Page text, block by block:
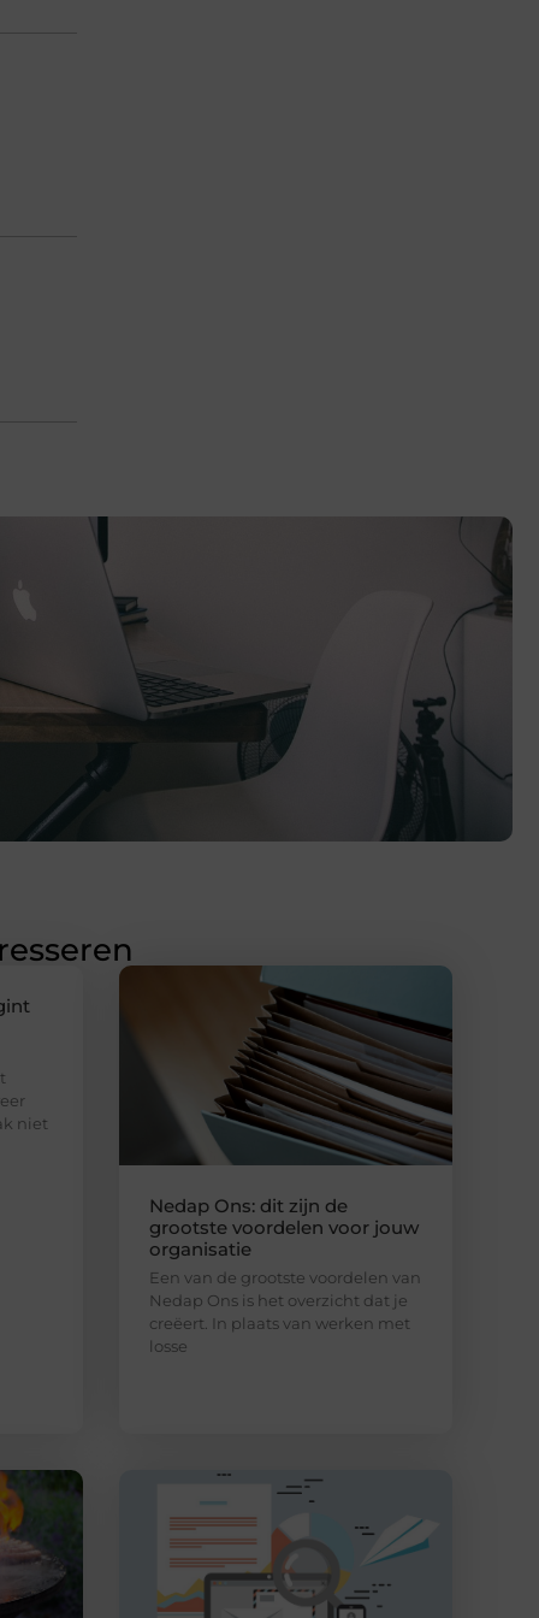
niet
Nedap Ons: dit zijn de
grootste voordelen voor jouw
organisatie
Een van de grootste voordelen van
Nedap Ons is het overzicht dat je
creëert. In plaats van werken met
losse